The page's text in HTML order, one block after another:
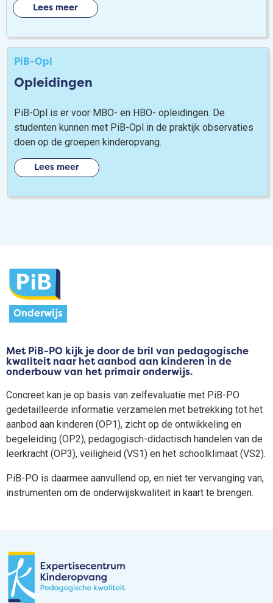
Lees meer
PiB-Opl
Opleidingen
PiB-Opl is er voor MBO- en HBO- opleidingen. De
studenten kunnen met PiB-Opl in de praktijk observaties
doen op de groepen kinderopvang.
Lees meer
Onderwijs
Met PiB-PO kijk je door de bril van pedagogische
kwaliteit naar het aanbod aan kinderen in de
onderbouw van het primair onderwijs.
Concreet kan je op basis van zelfevaluatie met PiB-PO
gedetailleerde informatie verzamelen met betrekking tot het
aanbod aan kinderen (OP1), zicht op de ontwikkeling en
begeleiding (OP2), pedagogisch-didactisch handelen van de
leerkracht (OP3), veiligheid (VS1) en het schoolklimaat (VS2).
PiB-PO is daarmee aanvullend op, en niet ter vervanging van,
instrumenten om de onderwijskwaliteit in kaart te brengen.